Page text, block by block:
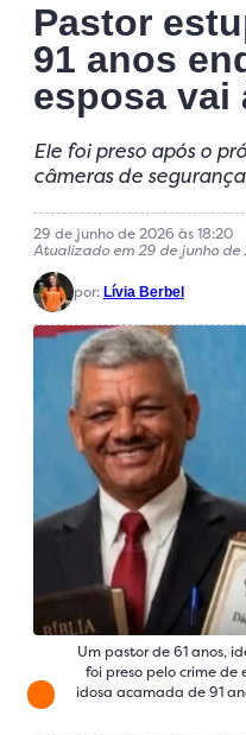
Pastor
91 anos
esposa vai
Ele foi preso após o
câmeras de
29 de junho de 2026 às 18:20
Atualizado em 29 de junho de
por: Lívia Berbel
Um pastor de 61 anos,
foi preso pelo crime de
idosa acamada de 91